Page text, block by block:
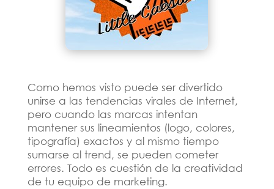
Como hemos visto puede ser divertido
unirse a las tendencias virales de Internet,
pero cuando las marcas intentan
mantener sus lineamientos (logo, colores,
tipografía) exactos y al mismo tiempo
sumarse al trend, se pueden cometer
errores. Todo es cuestión de la creatividad
de tu equipo de marketing.